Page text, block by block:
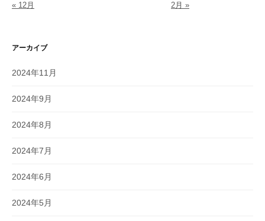
« 12月 2月 »
アーカイブ
2024年11月
2024年9月
2024年8月
2024年7月
2024年6月
2024年5月